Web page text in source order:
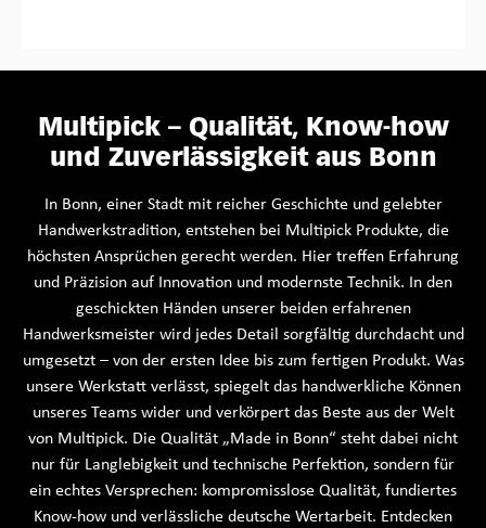
Multipick – Qualität, Know-how
und Zuverlässigkeit aus Bonn
In Bonn, einer Stadt mit reicher Geschichte und gelebter
Handwerkstradition, entstehen bei Multipick Produkte, die
höchsten Ansprüchen gerecht werden. Hier treffen Erfahrung
und Präzision auf Innovation und modernste Technik. In den
geschickten Händen unserer beiden erfahrenen
Handwerksmeister wird jedes Detail sorgfältig durchdacht und
umgesetzt – von der ersten Idee bis zum fertigen Produkt. Was
unsere Werkstatt verlässt, spiegelt das handwerkliche Können
unseres Teams wider und verkörpert das Beste aus der Welt
von Multipick. Die Qualität „Made in Bonn“ steht dabei nicht
nur für Langlebigkeit und technische Perfektion, sondern für
ein echtes Versprechen: kompromisslose Qualität, fundiertes
Know-how und verlässliche deutsche Wertarbeit. Entdecken